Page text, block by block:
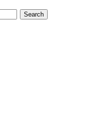
Search